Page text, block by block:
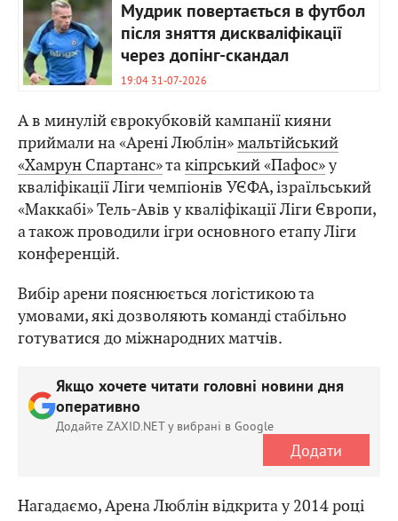
Мудрик повертається в футбол
після зняття дискваліфікації
через допінг-скандал
19:04 31-07-2026
А в минулій єврокубковій кампанії кияни
приймали на «Арені Люблін»мальтійський
«Хамрун Спартанс»такіпрський «Пафос»у
кваліфікації Ліги чемпіонів УЄФА, ізраїльський
«Маккабі» Тель-Авів у кваліфікації Ліги Європи,
а також проводили ігри основного етапу Ліги
конференцій.
Вибір арени пояснюється логістикою та
умовами, які дозволяють команді стабільно
готуватися до міжнародних матчів.
Якщо хочете читати головні новини дня
оперативно
Додайте ZAXID.NET у вибрані в Google
Додати
Нагадаємо, Арена Люблін відкрита у 2014 році